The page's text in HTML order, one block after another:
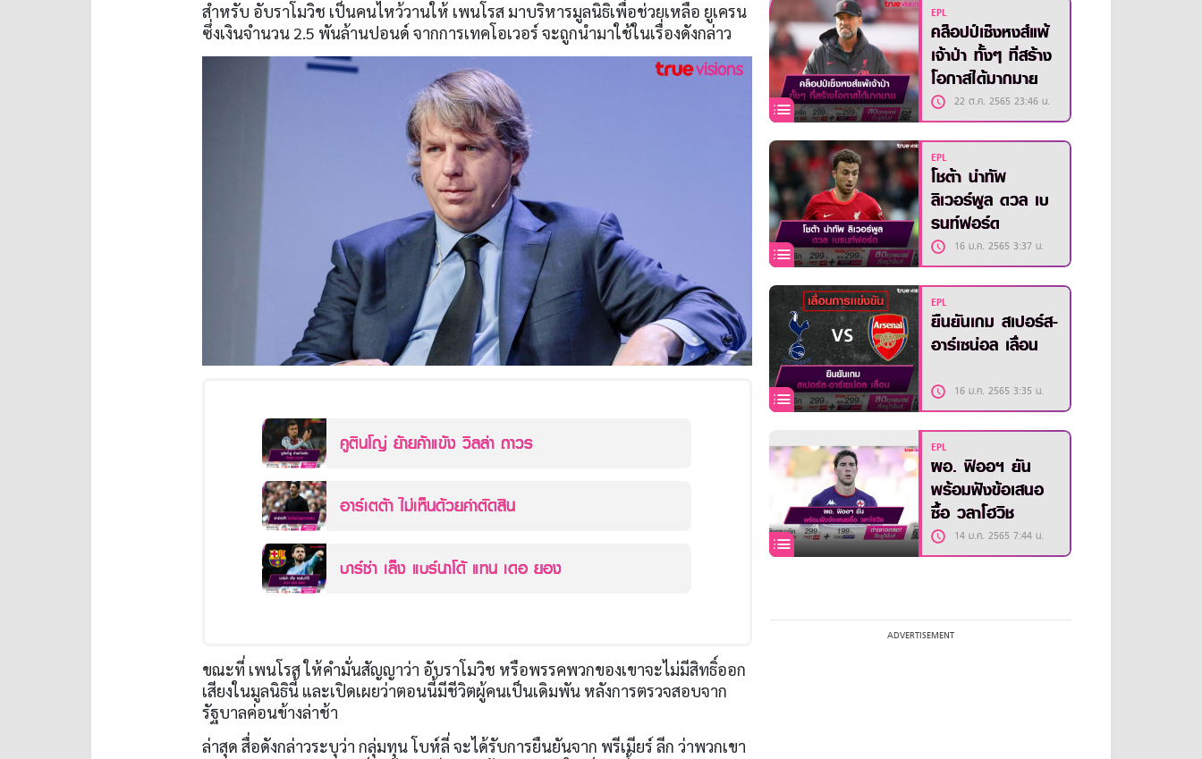
สำหรับ อับราโมวิช เป็นคนไหว้วานให้ เพนโรส มาบริหารมูลนิธิเพื่อช่วยเหลือ ยูเครน
ซึ่งเงินจำนวน 2.5 พันล้านปอนด์ จากการเทคโอเวอร์ จะถูกนำมาใช้ในเรื่องดังกล่าว
คูตินโญ่ ย้ายค้าแข้ง วิลล่า ถาวร
อาร์เตต้า ไม่เห็นด้วยคำตัดสิน
บาร์ซ่า เล็ง แบร์นาโด้ แทน เดอ ยอง
ขณะที่ เพนโรส ให้คำมั่นสัญญาว่า อับราโมวิช หรือพรรคพวกของเขาจะไม่มีสิทธิ์ออก
เสียงในมูลนิธินี้ และเปิดเผยว่าตอนนี้มีชีวิตผู้คนเป็นเดิมพัน หลังการตรวจสอบจาก
รัฐบาลค่อนข้างล่าช้า
ล่าสุด สื่อดังกล่าวระบุว่า กลุ่มทุน โบห์ลี่ จะได้รับการยืนยันจาก พรีเมียร์ ลีก ว่าพวกเขา
EPL
คล็อปป์เซ็งหงส์แพ้
เจ้าป่า ทั้งๆ ที่สร้าง
โอกาสได้มากมาย
22 ต.ค. 2565 23:46 น.
EPL
โชต้า นำทัพ
ลิเวอร์พูล ดวล เบ
รนท์ฟอร์ด
16 ม.ค. 2565 3:37 น.
EPL
ยืนยันเกม สเปอร์ส-
อาร์เซน่อล เลื่อน
16 ม.ค. 2565 3:35 น.
EPL
ผอ. ฟิออฯ ยัน
พร้อมฟังข้อเสนอ
ซื้อ วลาโฮวิช
14 ม.ค. 2565 7:44 น.